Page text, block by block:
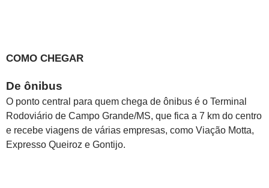
COMO CHEGAR
De ônibus
O ponto central para quem chega de ônibus é o Terminal
Rodoviário de Campo Grande/MS, que fica a 7 km do centro
e recebe viagens de várias empresas, como Viação Motta,
Expresso Queiroz e Gontijo.